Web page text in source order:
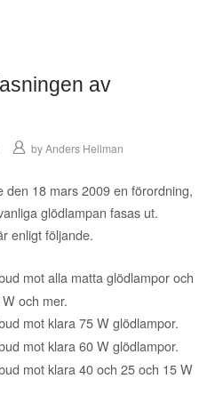
av
byAnders Hellman
den 18 mars 2009 en förordning,
glödlampan fasas ut.
enligt följande.
mot alla matta glödlampor och
och mer.
mot klara 75 W glödlampor.
mot klara 60 W glödlampor.
mot klara 40 och 25 och 15 W